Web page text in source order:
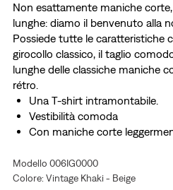
Non esattamente maniche
lunghe: diamo il benvenuto alla
Possiede tutte le caratteristiche
girocollo classico, il taglio
lunghe delle classiche maniche
rétro.
Una T-shirt intramontabile.
Vestibilità comoda
Con maniche corte
Modello 006IG0000
Colore: Vintage Khaki - Beige